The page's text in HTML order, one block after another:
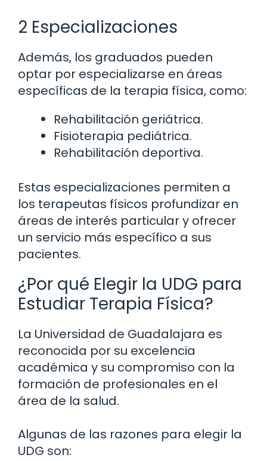
2 Especializaciones
Además, los graduados pueden
optar por especializarse en áreas
específicas de la terapia física, como:
Rehabilitación geriátrica.
Fisioterapia pediátrica.
Rehabilitación deportiva.
Estas especializaciones permiten a
los terapeutas físicos profundizar en
áreas de interés particular y ofrecer
un servicio más específico a sus
pacientes.
¿Por qué Elegir la UDG para
Estudiar Terapia Física?
La Universidad de Guadalajara es
reconocida por su excelencia
académica y su compromiso con la
formación de profesionales en el
área de la salud.
Algunas de las razones para elegir la
UDG son: